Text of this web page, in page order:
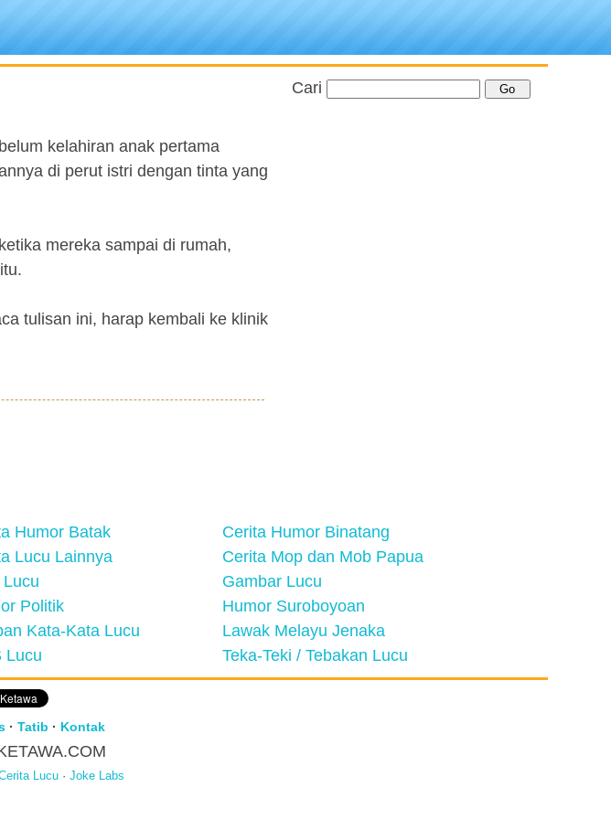
kelahiran anak pertama
di perut istri dengan tinta yang
mereka sampai di rumah,
tulisan ini, harap kembali ke klinik
Cari
Humor Batak
Cerita Humor Binatang
Lucu Lainnya
Cerita Mop dan Mob Papua
Lucu
Gambar Lucu
Politik
Humor Suroboyoan
Kata-Kata Lucu
Lawak Melayu Jenaka
Lucu Teka-Teki / Tebakan Lucu
· Tatib · Kontak
Lucu · Joke Labs